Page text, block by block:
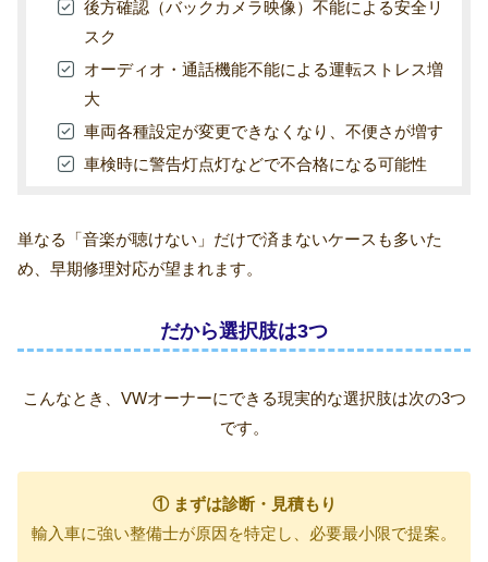
後方確認（バックカメラ映像）不能による安全リ
スク
オーディオ・通話機能不能による運転ストレス増
大
車両各種設定が変更できなくなり、不便さが増す
車検時に警告灯点灯などで不合格になる可能性
単なる「音楽が聴けない」だけで済まないケースも多いた
め、早期修理対応が望まれます。
だから選択肢は3つ
こんなとき、VWオーナーにできる現実的な選択肢は次の3つ
です。
① まずは診断・見積もり
輸入車に強い整備士が原因を特定し、必要最小限で提案。